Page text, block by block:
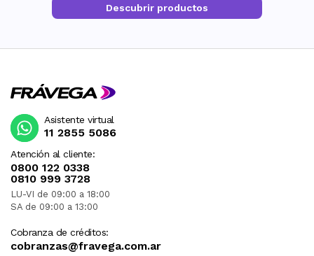
Descubrir productos
Atención al cliente:
0800 122 0338
0810 999 3728
LU-VI de 09:00 a 18:00
SA de 09:00 a 13:00
Cobranza de créditos:
cobranzas@fravega.com.ar
Asistente virtual
11 2855 5086